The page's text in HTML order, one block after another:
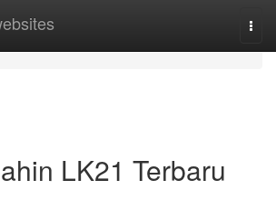
LK21 Terbaru